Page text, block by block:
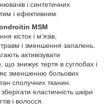
і синтетичних
і ефективним.
MSM
кісток і м'язів,
і зменшення запалень.
активізувати
що знижує тертя в суглобах і
зменшенню больових
сполучних тканин.
еластичність шкіри
і волосся.